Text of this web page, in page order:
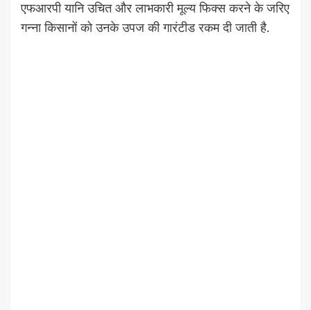
एफआरपी यानि उचित और लाभकारी मूल्य फिक्स करने के जरिए
गन्ना किसानों को उनके उपज की गारंटीड रकम दी जाती है.